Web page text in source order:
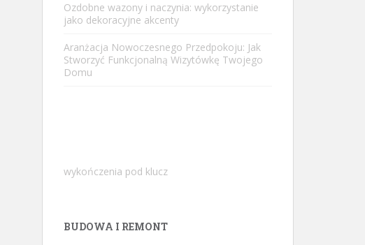
Ozdobne wazony i naczynia: wykorzystanie
jako dekoracyjne akcenty
Aranżacja Nowoczesnego Przedpokoju: Jak
Stworzyć Funkcjonalną Wizytówkę Twojego
Domu
wykończenia pod klucz
BUDOWA I REMONT